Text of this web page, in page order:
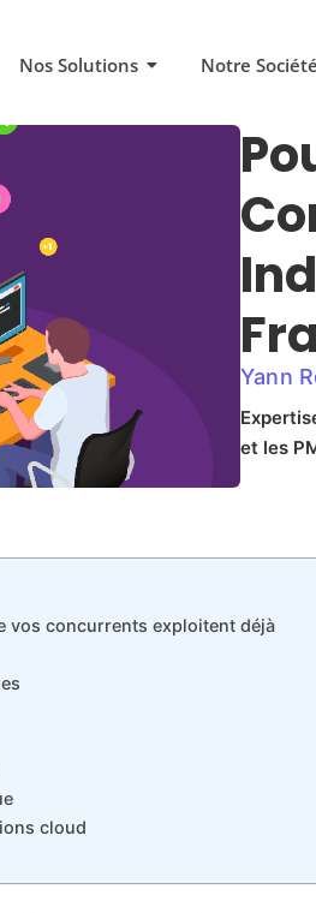
Nos Solutions Notre Société
Yann
et les
vos concurrents exploitent déjà
cloud